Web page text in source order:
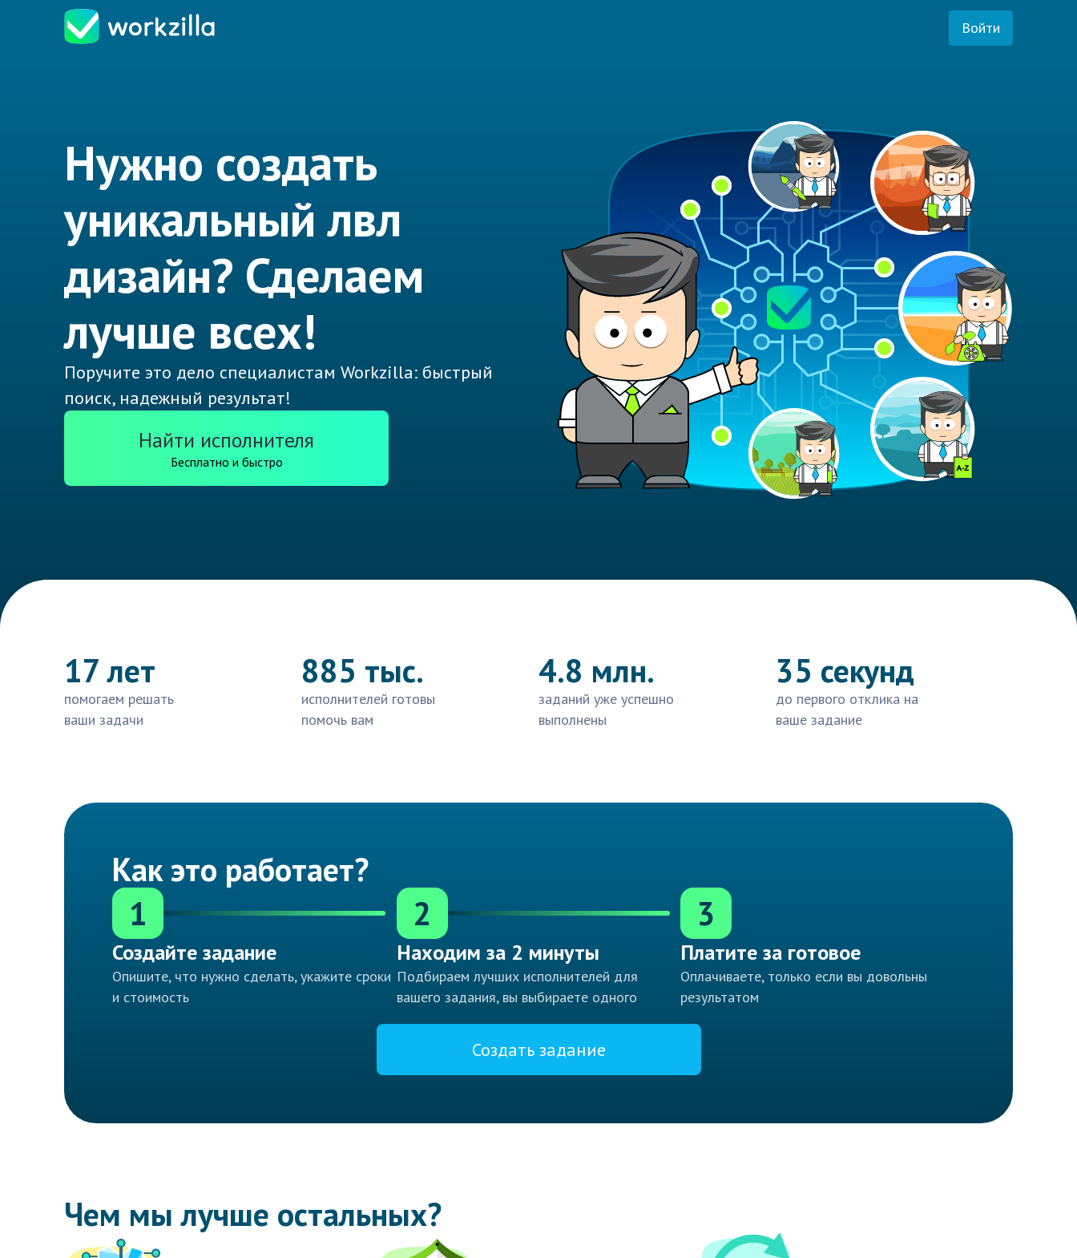
Войти
Нужно создать
уникальный лвл
дизайн? Сделаем
лучше всех!
Поручите это дело специалистам Workzilla: быстрый
поиск, надежный результат!
Найти исполнителя
Бесплатно и быстро
17 лет
помогаем решать
ваши задачи
885 тыс.
исполнителей готовы
помочь вам
4.8 млн.
заданий уже успешно
выполнены
35 секунд
до первого отклика на
ваше задание
Как это работает?
1
Создайте задание
Опишите, что нужно сделать, укажите сроки
и стоимость
2
Находим за 2 минуты
Подбираем лучших исполнителей для
вашего задания, вы выбираете одного
3
Платите за готовое
Оплачиваете, только если вы довольны
результатом
Создать задание
Чем мы лучше остальных?